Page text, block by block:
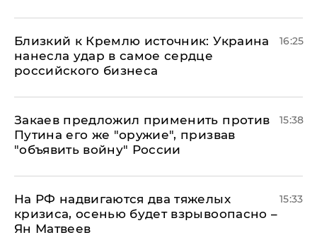
Близкий к Кремлю источник: Украина
нанесла удар в самое сердце
российского бизнеса
16:25
Закаев предложил применить против
Путина его же "оружие", призвав
"объявить войну" России
15:38
На РФ надвигаются два тяжелых
кризиса, осенью будет взрывоопасно –
Ян Матвеев
15:33